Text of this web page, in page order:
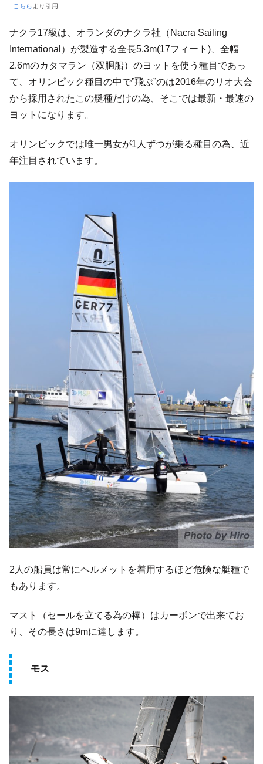
こちら より引用
ナクラ17級は、オランダのナクラ社（Nacra Sailing
International）が製造する全長5.3m(17フィート)、全幅
2.6mのカタマラン（双胴船）のヨットを使う種目であっ
て、オリンピック種目の中で”飛ぶ”のは2016年のリオ大会
から採用されたこの艇種だけの為、そこでは最新・最速の
ヨットになります。
オリンピックでは唯一男女が1人ずつが乗る種目の為、近
年注目されています。
2人の船員は常にヘルメットを着用するほど危険な艇種で
もあります。
マスト（セールを立てる為の棒）はカーボンで出来てお
り、その長さは9mに達します。
モス